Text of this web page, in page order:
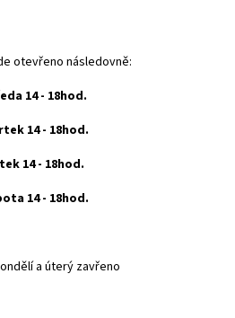
otevřeno následovně:
14 - 18hod.
14 - 18hod.
14 - 18hod.
14 - 18hod.
a úterý zavřeno